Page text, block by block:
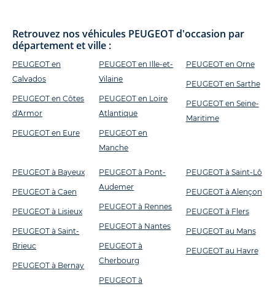
Retrouvez nos véhicules PEUGEOT d'occasion par
département et ville :
PEUGEOT en
Calvados
PEUGEOT en Côtes
d'Armor
PEUGEOT en Eure
PEUGEOT en Ille-et-
Vilaine
PEUGEOT en Loire
Atlantique
PEUGEOT en
Manche
PEUGEOT en Orne
PEUGEOT en Sarthe
PEUGEOT en Seine-
Maritime
PEUGEOT à Bayeux
PEUGEOT à Caen
PEUGEOT à Lisieux
PEUGEOT à Saint-
Brieuc
PEUGEOT à Bernay
PEUGEOT à Pont-
Audemer
PEUGEOT à Rennes
PEUGEOT à Nantes
PEUGEOT à
Cherbourg
PEUGEOT à
PEUGEOT à Saint-Lô
PEUGEOT à Alençon
PEUGEOT à Flers
PEUGEOT au Mans
PEUGEOT au Havre